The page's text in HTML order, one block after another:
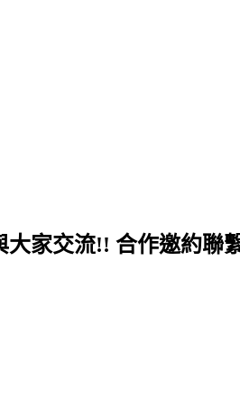
家交流!! 合作邀約聯